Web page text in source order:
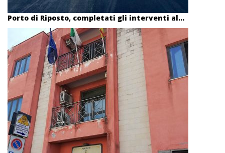
Porto di Riposto, completati gli interventi al...